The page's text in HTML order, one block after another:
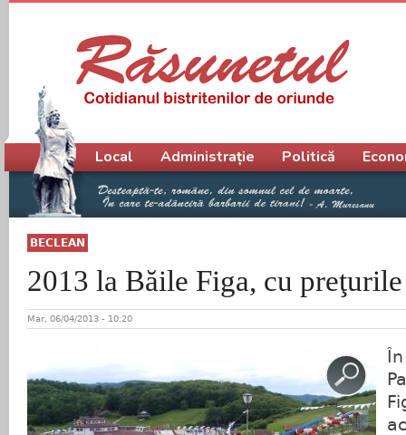
BECLEAN
2013 la Băile Figa, cu
Mar, 06/04/2013 - 10:20
Meniu principal
Local Administrație Politică